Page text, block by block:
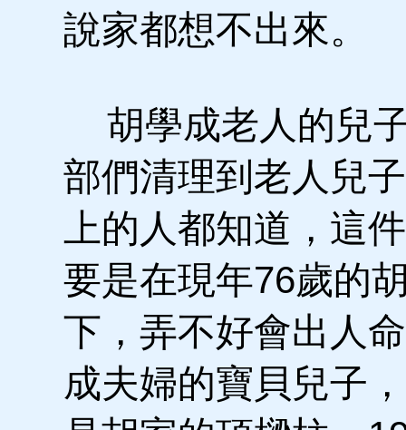
說家都想不出來。
胡學成老人的兒
部們清理到老人兒
上的人都知道，這
要是在現年76歲的
下，弄不好會出人
成夫婦的寶貝兒子